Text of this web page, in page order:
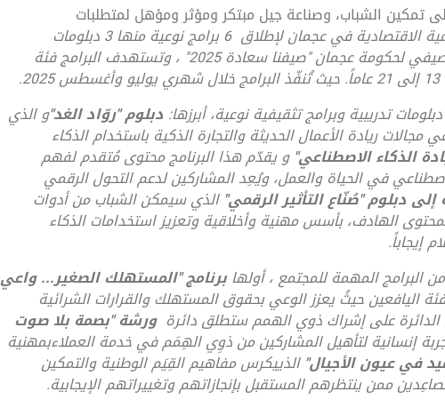
تمكين الشباب، وصناعة جيل مبتكر ومؤثر ومؤهل لمتطلبات
الاقتصادية في عجمان لإطلاق 6 برامج نوعية منها 3 دبلومات
لحكومة عجمان"صيفنا سعادة 2025 " ،وتستهدف البرامج فئة
. حيثتُنفّذالبرامجخلال شهري يوليو وأغسطس 2025.
تدريبية وبرامج تثقيفية نوعية، أبرزها: دبلوم "روّاد الغد"و الذي
ريادة الأعمال الحديثة والتجارة الذكية باستخدام الذكاء
الذكاء الاصطناعي"و يقدّم هذا البرنامج محتوى مُتقدم لفهم
في الحياة والعمل، ويُعِد المشاركين لدعم التحول الرقمي
إلى دبلوم "صُنّاع التأثير الرقمي"الذي سيمكنالشباب من أدوات
الهادف، بأسس مهنية وأخلاقية وتعزيز استخدامات الذكاء
إيجاباً.
البرامج المهمة للمجتمع ، أولهابرنامج "المستهلك الصغير... واعي
اليافعين حيثُ يعزز الوعي بحقوق المستهلك والقرارات الشرائية
الدائرة على إشراك ذوي الهمم ستطلق دائرةورشة "بصمة بلا صوت
إنسانية لتأهيل المشاركين من ذوِي الهِمَم في خدمة العملاءبمهنية
في عيون الأجيال"الذييكرس مفاهيم القِيَم الوطنية والتمكين
ممن ينتظرهم المستقبل بإنجازاتهم وتغييراتهم الإيجابية.